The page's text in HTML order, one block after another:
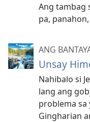
Ang tambag
pa,
ANG
Unsay
Nahibalo si
lang ang
problema sa
Gingharian